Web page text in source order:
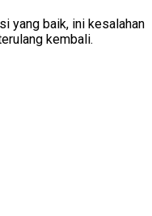
yang baik, ini kesalahan
kembali.